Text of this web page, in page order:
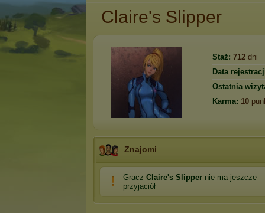
Clаirе's Slippеr
Staż: 712 dni
Data
Ostatnia
Karma: 10
Znajomi
Gracz Clаirе's Slippеr nie ma jeszcze
przyjaciół